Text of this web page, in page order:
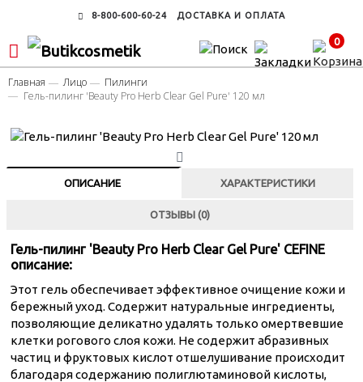
8-800-600-60-24 ДОСТАВКА И ОПЛАТА
0
Главная Лицо
Пилинги
Гель-пилинг 'Beauty Pro Herb Clear Gel Pure' 120 мл
ОПИСАНИЕ ХАРАКТЕРИСТИКИ
ОТЗЫВЫ (0)
Гель-пилинг 'Beauty Pro Herb Clear Gel Pure' CEFINE
описание:
Этот гель обеспечивает эффективное очищение кожи и
бережный уход. Содержит натуральные ингредиенты,
позволяющие деликатно удалять только омертвевшие
клетки рогового слоя кожи. Не содержит абразивных
частиц и фруктовых кислот отшелушивание происходит
благодаря содержанию полиглютаминовой кислоты,